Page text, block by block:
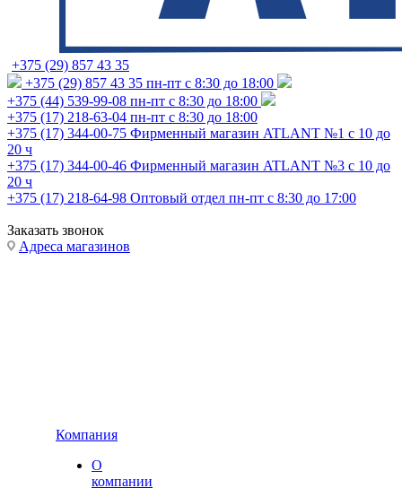
+375 (29) 857 43 35
+375 (29) 857 43 35 пн-пт с 8:30 до 18:00
+375 (44) 539-99-08 пн-пт с 8:30 до 18:00
+375 (17) 218-63-04 пн-пт с 8:30 до 18:00
+375 (17) 344-00-75 Фирменный магазин ATLANT №1 с 10 до
20 ч
+375 (17) 344-00-46 Фирменный магазин ATLANT №3 с 10 до
20 ч
+375 (17) 218-64-98 Оптовый отдел пн-пт с 8:30 до 17:00
Заказать звонок
Адреса магазинов
Компания
О
компании